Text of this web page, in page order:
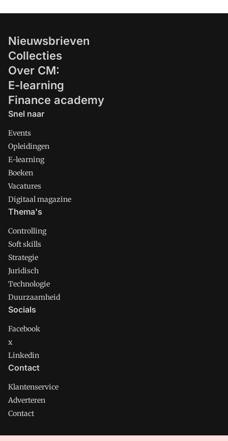
Nieuwsbrieven
Collecties
Over CM:
E-learning
Finance academy
Snel naar
Events
Opleidingen
E-learning
Boeken
Vacatures
Digitaal magazine
Thema's
Controlling
Soft skills
Strategie
Juridisch
Technologie
Duurzaamheid
Socials
Facebook
x
Linkedin
Contact
Klantenservice
Adverteren
Contact